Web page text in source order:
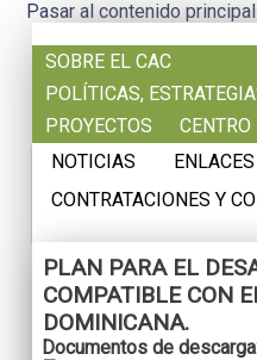
Pasar al contenido principal
SOBRE EL CAC
POLÍTICAS,
PROYECTOS
NOTICIAS
ENLACES
CONTRATACIONES Y
PLAN PARA EL
COMPATIBLE CON
DOMINICANA.
Documentos de